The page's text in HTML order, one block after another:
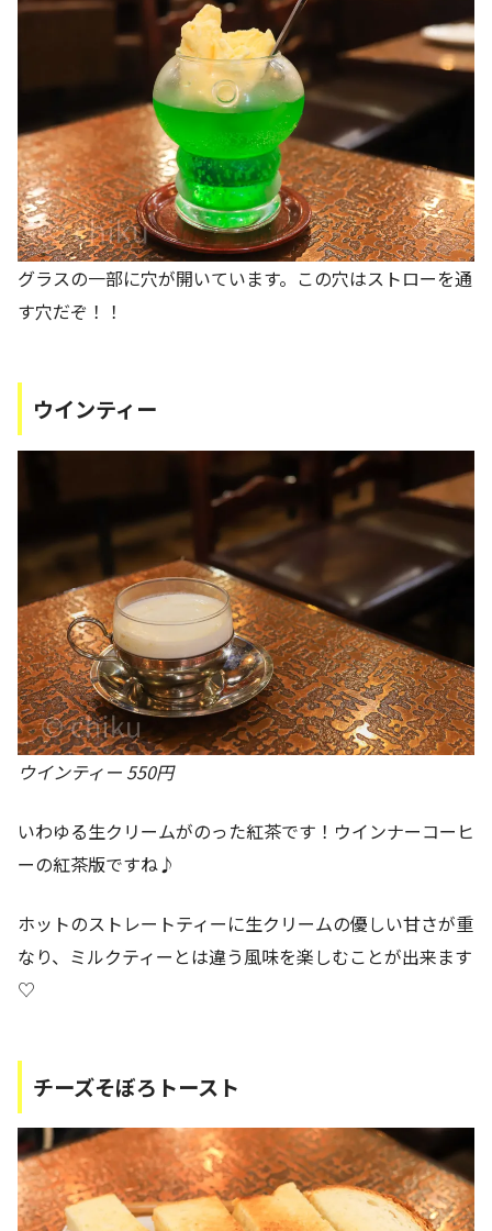
グラスの一部に穴が開いています。この穴はストローを通
す穴だぞ！！
ウインティー
ウインティー 550円
いわゆる生クリームがのった紅茶です！ウインナーコーヒ
ーの紅茶版ですね♪
ホットのストレートティーに生クリームの優しい甘さが重
なり、ミルクティーとは違う風味を楽しむことが出来ます
♡
チーズそぼろトースト